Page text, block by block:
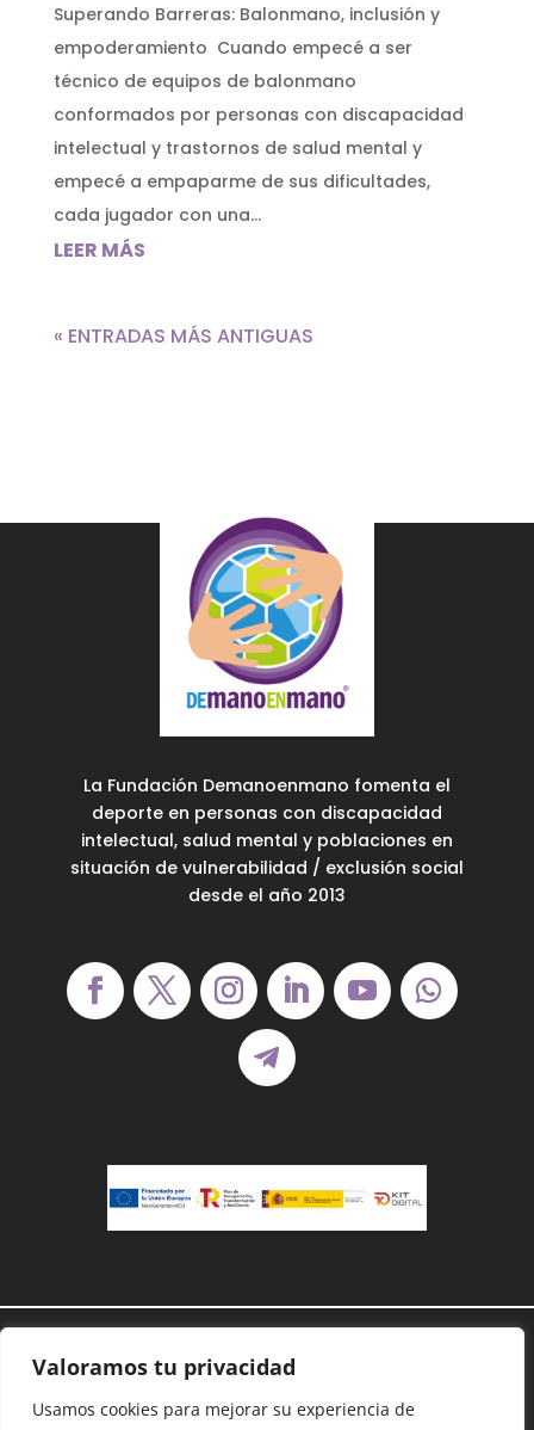
Valoramos tu privacidad
Usamos cookies para mejorar su experiencia de
Superando Barreras: Balonmano, inclusión y
empoderamiento Cuando empecé a ser
técnico de equipos de balonmano
conformados por personas con discapacidad
intelectual y trastornos de salud mental y
empecé a empaparme de sus dificultades,
cada jugador con una...
LEER MÁS
« ENTRADAS MÁS ANTIGUAS
La Fundación Demanoenmano fomenta el
deporte en personas con discapacidad
intelectual, salud mental y poblaciones en
situación de vulnerabilidad / exclusión social
desde el año 2013
reservados©
Protección de datos–Cookies–Accesibilidad